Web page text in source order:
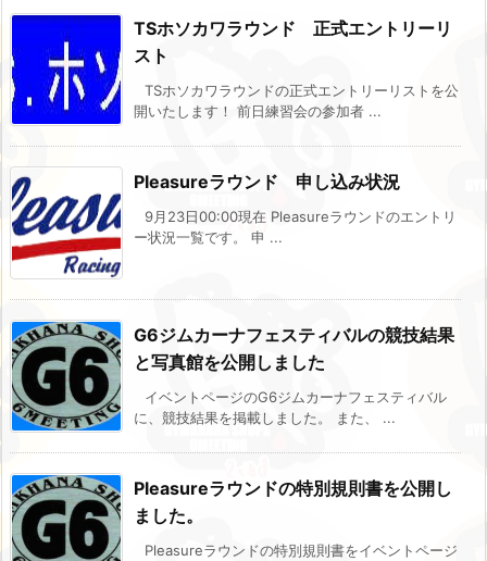
TSホソカワラウンド 正式エントリーリ
スト
TSホソカワラウンドの正式エントリーリストを公
開いたします！ 前日練習会の参加者 ...
Pleasureラウンド 申し込み状況
9月23日00:00現在 Pleasureラウンドのエントリ
ー状況一覧です。 申 ...
G6ジムカーナフェスティバルの競技結果
と写真館を公開しました
イベントページのG6ジムカーナフェスティバル
に、競技結果を掲載しました。 また、 ...
Pleasureラウンドの特別規則書を公開し
ました。
Pleasureラウンドの特別規則書をイベントページ